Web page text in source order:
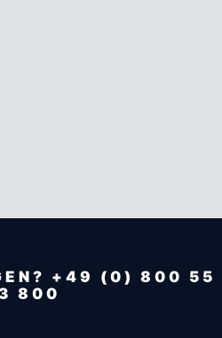
+49 (0) 800 55
800